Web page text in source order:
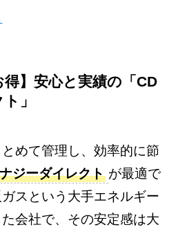
得】安心と実績の「CD
」
めて管理し、効率的に節
ジーダイレクト が最適で
スという大手エネルギー
会社で、その安定感は大